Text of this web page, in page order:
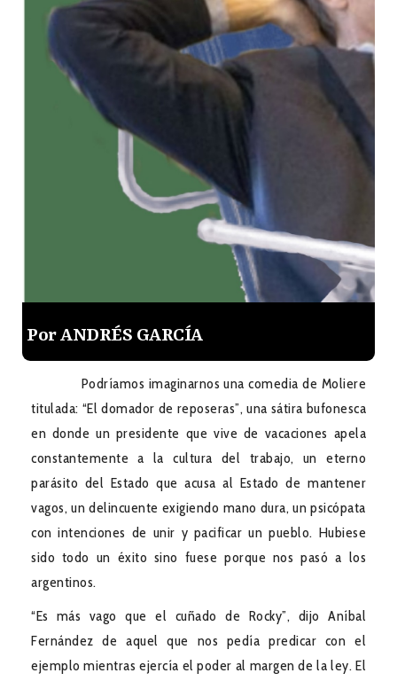
Por ANDRÉS GARCÍA
Podríamos imaginarnos una comedia de Moliere
titulada: “El domador de reposeras”, una sátira bufonesca
en donde un presidente que vive de vacaciones apela
constantemente a la cultura del trabajo, un eterno
parásito del Estado que acusa al Estado de mantener
vagos, un delincuente exigiendo mano dura, un psicópata
con intenciones de unir y pacificar un pueblo. Hubiese
sido todo un éxito sino fuese porque nos pasó a los
argentinos.
“Es más vago que el cuñado de Rocky”, dijo Aníbal
Fernández de aquel que nos pedía predicar con el
ejemplo mientras ejercía el poder al margen de la ley. El